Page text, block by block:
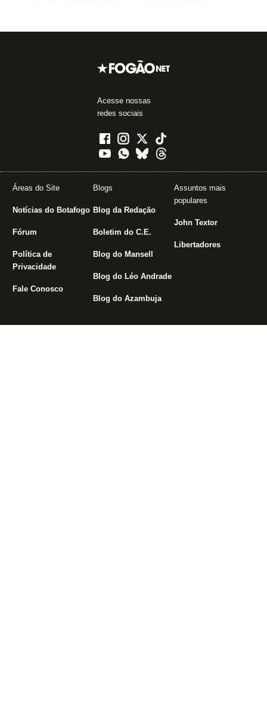
Acesse nossas
redes sociais
Áreas do Site
Notícias do Botafogo
Fórum
Política de
Privacidade
Fale Conosco
Blogs
Blog da Redação
Boletim do C.E.
Blog do Mansell
Blog do Léo Andrade
Blog do Azambuja
Assuntos mais
populares
John Textor
Libertadores